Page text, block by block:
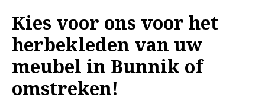
Kies voor ons voor het
herbekleden van uw
meubel in Bunnik of
omstreken!